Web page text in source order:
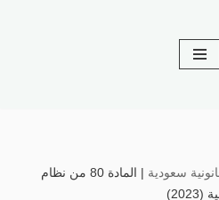
سعودية |
المادة 80 من نظام